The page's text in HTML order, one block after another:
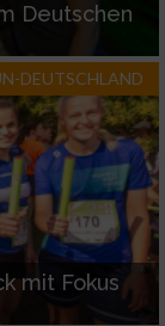
Deutschen
DEUTSCHLAND
mit Fokus